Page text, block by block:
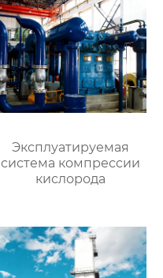
Эксплуатируемая
система компрессии
кислорода